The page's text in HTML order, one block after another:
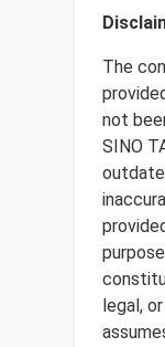
The
not
SINO
legal,